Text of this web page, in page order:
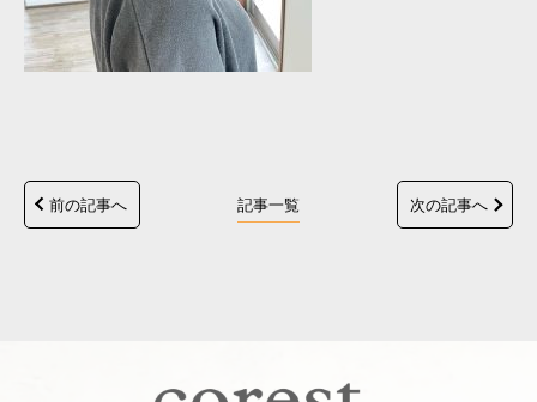
前の記事へ 記事一覧 次の記事へ